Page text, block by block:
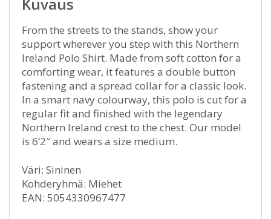
Kuvaus
From the streets to the stands, show your
support wherever you step with this Northern
Ireland Polo Shirt. Made from soft cotton for a
comforting wear, it features a double button
fastening and a spread collar for a classic look.
In a smart navy colourway, this polo is cut for a
regular fit and finished with the legendary
Northern Ireland crest to the chest. Our model
is 6’2″ and wears a size medium.
Väri: Sininen
Kohderyhmä: Miehet
EAN: 5054330967477